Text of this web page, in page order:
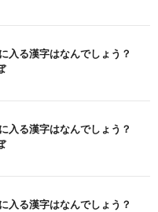
入る漢字はなんでしょう？
入る漢字はなんでしょう？
入る漢字はなんでしょう？